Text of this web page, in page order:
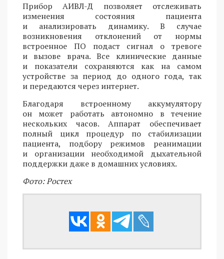
Прибор АИВЛ-Д позволяет отслеживать
изменения состояния пациента
и анализировать динамику. В случае
возникновения отклонений от нормы
встроенное ПО подаст сигнал о тревоге
и вызове врача. Все клинические данные
и показатели сохраняются как на самом
устройстве за период до одного года, так
и передаются через интернет.
Благодаря встроенному аккумулятору
он может работать автономно в течение
нескольких часов. Аппарат обеспечивает
полный цикл процедур по стабилизации
пациента, подбору режимов реанимации
и организации необходимой дыхательной
поддержки даже в домашних условиях.
Фото: Ростех